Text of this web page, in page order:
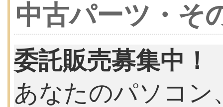
中古パーツ・そ
委託販売募集中！
あなたのパソコン